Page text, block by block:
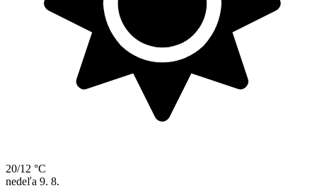
20/12 °C
nedeľa 9. 8.